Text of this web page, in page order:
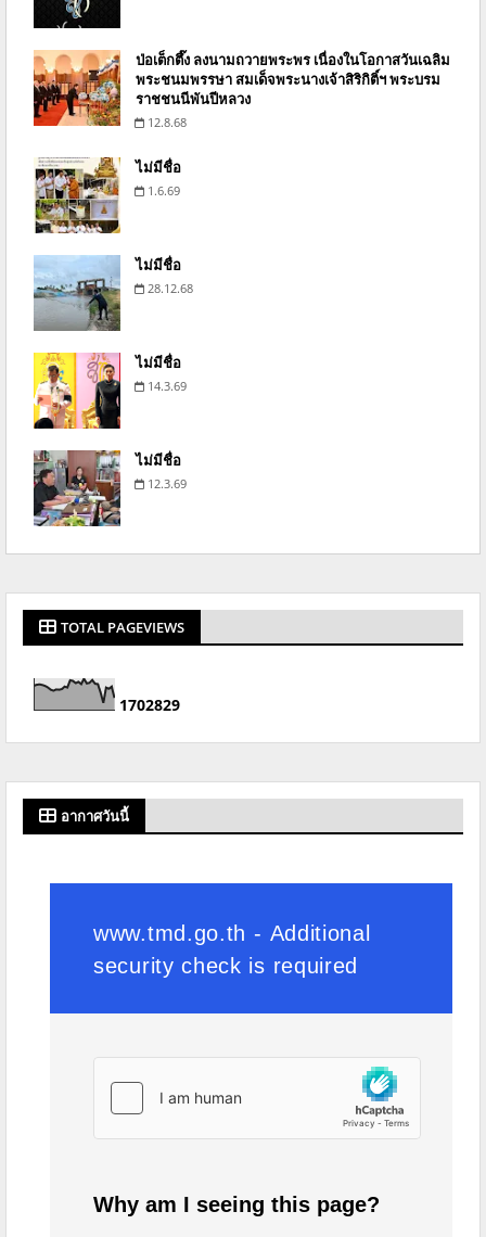
ป่อเต็กตึ๊ง ลงนามถวายพระพร เนื่องในโอกาสวันเฉลิม
พระชนมพรรษา สมเด็จพระนางเจ้าสิริกิติ์ฯ พระบรม
ราชชนนีพันปีหลวง
12.8.68
ไม่มีชื่อ
1.6.69
ไม่มีชื่อ
28.12.68
ไม่มีชื่อ
14.3.69
ไม่มีชื่อ
12.3.69
TOTAL PAGEVIEWS
1702829
อากาศวันนี้